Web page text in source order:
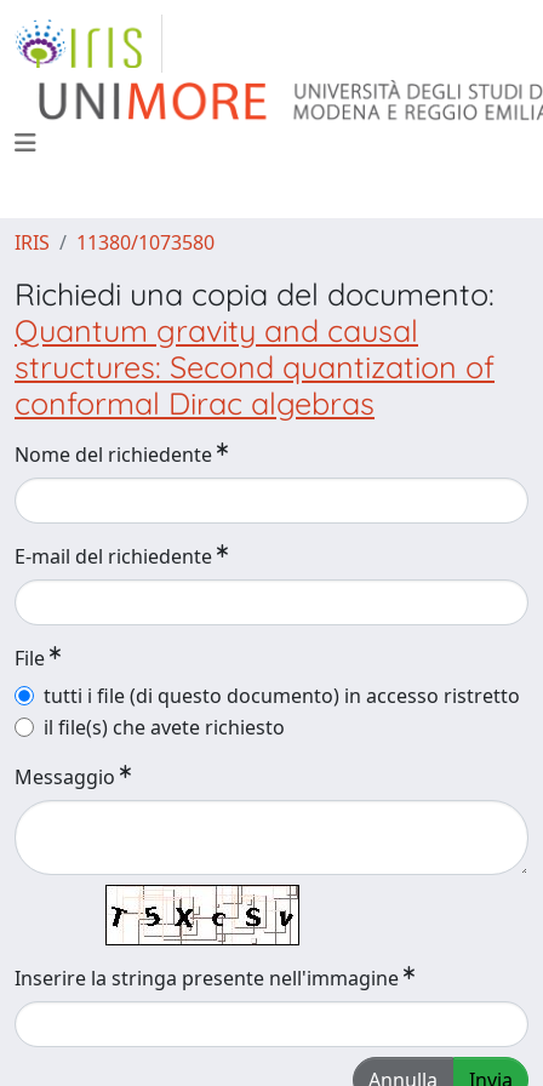
IRIS 11380/1073580
Richiedi una copia del documento:
Quantum gravity and causal
structures: Second quantization of
conformal Dirac algebras
Nome del richiedente
E-mail del richiedente
File
tutti i file (di questo documento) in accesso ristretto
il file(s) che avete richiesto
Messaggio
Inserire la stringa presente nell'immagine
Annulla Invia